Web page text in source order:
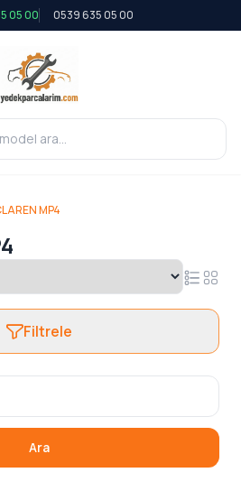
05 00 0539 635 05 00
MP4
Filtrele
Ara